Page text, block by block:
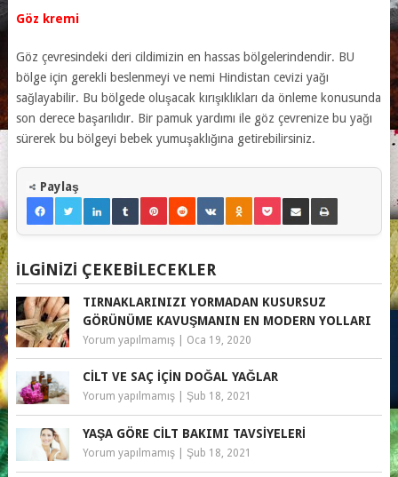
Göz kremi
Göz çevresindeki deri cildimizin en hassas bölgelerindendir. BU
bölge için gerekli beslenmeyi ve nemi Hindistan cevizi yağı
sağlayabilir. Bu bölgede oluşacak kırışıklıkları da önleme konusunda
son derece başarılıdır. Bir pamuk yardımı ile göz çevrenize bu yağı
sürerek bu bölgeyi bebek yumuşaklığına getirebilirsiniz.
Paylaş
İLGINIZI ÇEKEBILECEKLER
TIRNAKLARINIZI YORMADAN KUSURSUZ
GÖRÜNÜME KAVUŞMANIN EN MODERN YOLLARI
Yorum yapılmamış| Oca 19, 2020
CILT VE SAÇ IÇIN DOĞAL YAĞLAR
Yorum yapılmamış| Şub 18, 2021
YAŞA GÖRE CILT BAKIMI TAVSIYELERI
Yorum yapılmamış| Şub 18, 2021